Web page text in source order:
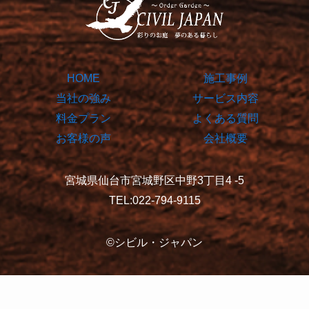
HOME
施工事例
当社の強み
サービス内容
料金プラン
よくある質問
お客様の声
会社概要
宮城県仙台市宮城野区中野3丁目4 -5
TEL:022-794-9115
©シビル・ジャパン